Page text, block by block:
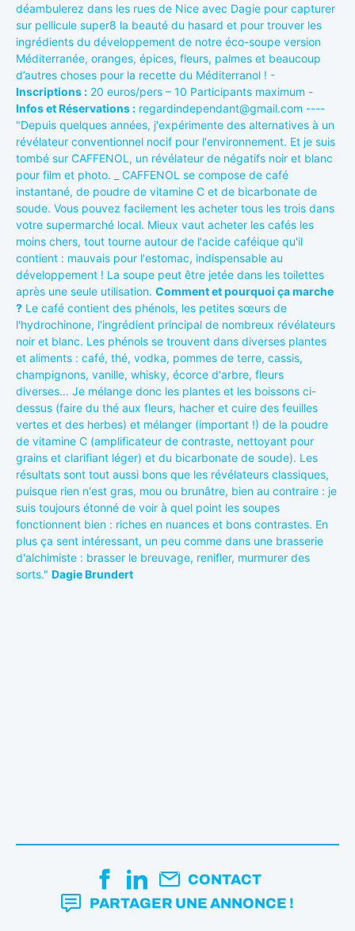
déambulerez dans les rues de Nice avec Dagie pour capturer
sur pellicule super8 la beauté du hasard et pour trouver les
ingrédients du développement de notre éco-soupe version
Méditerranée, oranges, épices, fleurs, palmes et beaucoup
d’autres choses pour la recette du Méditerranol ! -
Inscriptions : 20 euros/pers – 10 Participants maximum -
Infos et Réservations : regardindependant@gmail.com ----
"Depuis quelques années, j'expérimente des alternatives à un
révélateur conventionnel nocif pour l'environnement. Et je suis
tombé sur CAFFENOL, un révélateur de négatifs noir et blanc
pour film et photo. _ CAFFENOL se compose de café
instantané, de poudre de vitamine C et de bicarbonate de
soude. Vous pouvez facilement les acheter tous les trois dans
votre supermarché local. Mieux vaut acheter les cafés les
moins chers, tout tourne autour de l'acide caféique qu'il
contient : mauvais pour l'estomac, indispensable au
développement ! La soupe peut être jetée dans les toilettes
après une seule utilisation. Comment et pourquoi ça marche
? Le café contient des phénols, les petites sœurs de
l'hydrochinone, l'ingrédient principal de nombreux révélateurs
noir et blanc. Les phénols se trouvent dans diverses plantes
et aliments : café, thé, vodka, pommes de terre, cassis,
champignons, vanille, whisky, écorce d'arbre, fleurs
diverses... Je mélange donc les plantes et les boissons ci-
dessus (faire du thé aux fleurs, hacher et cuire des feuilles
vertes et des herbes) et mélanger (important !) de la poudre
de vitamine C (amplificateur de contraste, nettoyant pour
grains et clarifiant léger) et du bicarbonate de soude). Les
résultats sont tout aussi bons que les révélateurs classiques,
puisque rien n'est gras, mou ou brunâtre, bien au contraire : je
suis toujours étonné de voir à quel point les soupes
fonctionnent bien : riches en nuances et bons contrastes. En
plus ça sent intéressant, un peu comme dans une brasserie
d'alchimiste : brasser le breuvage, renifler, murmurer des
sorts." Dagie Brundert
CONTACT
PARTAGER UNE ANNONCE !